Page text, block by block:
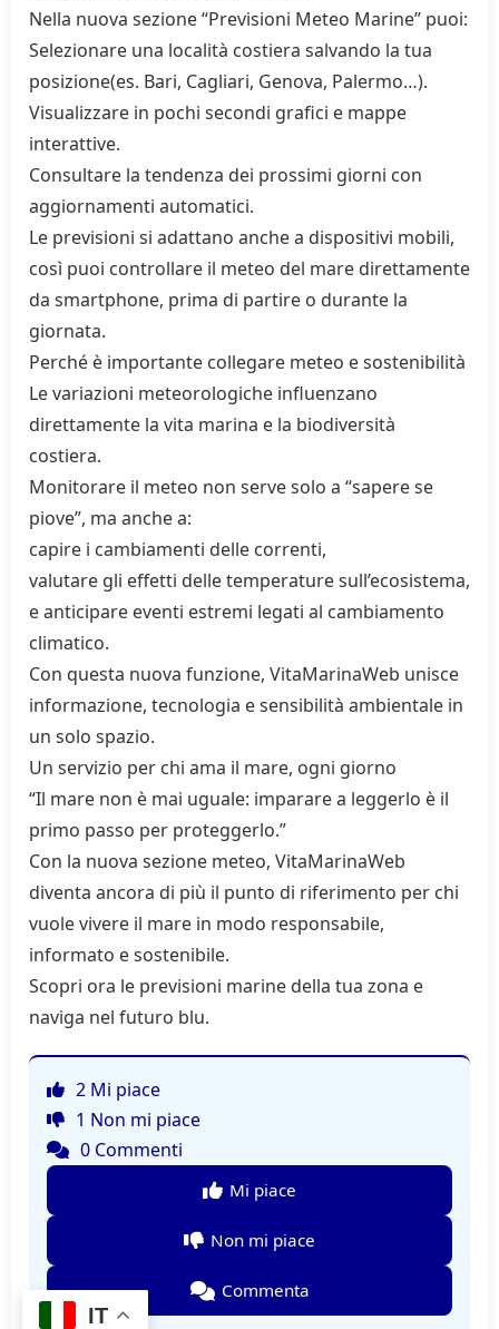
IT
Nella nuova sezione “Previsioni Meteo Marine” puoi:
Selezionare una località costiera salvando la tua
posizione(es. Bari, Cagliari, Genova, Palermo…).
Visualizzare in pochi secondi grafici e mappe
interattive.
Consultare la tendenza dei prossimi giorni con
aggiornamenti automatici.
Le previsioni si adattano anche a dispositivi mobili,
così puoi controllare il meteo del mare direttamente
da smartphone, prima di partire o durante la
giornata.
Perché è importante collegare meteo e sostenibilità
Le variazioni meteorologiche influenzano
direttamente la vita marina e la biodiversità
costiera.
Monitorare il meteo non serve solo a “sapere se
piove”, ma anche a:
capire i cambiamenti delle correnti,
valutare gli effetti delle temperature sull’ecosistema,
e anticipare eventi estremi legati al cambiamento
climatico.
Con questa nuova funzione, VitaMarinaWeb unisce
informazione, tecnologia e sensibilità ambientale in
un solo spazio.
Un servizio per chi ama il mare, ogni giorno
“Il mare non è mai uguale: imparare a leggerlo è il
primo passo per proteggerlo.”
Con la nuova sezione meteo, VitaMarinaWeb
diventa ancora di più il punto di riferimento per chi
vuole vivere il mare in modo responsabile,
informato e sostenibile.
Scopri ora le previsioni marine della tua zona e
naviga nel futuro blu.
2 Mi piace
1 Non mi piace
0 Commenti
Mi piace
Non mi piace
Commenta